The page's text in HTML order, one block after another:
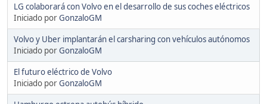
LG colaborará con Volvo en el desarrollo de sus coches eléctricos
Iniciado porGonzaloGM
Volvo y Uber implantarán el carsharing con vehículos autónomos
Iniciado porGonzaloGM
El futuro eléctrico de Volvo
Iniciado porGonzaloGM